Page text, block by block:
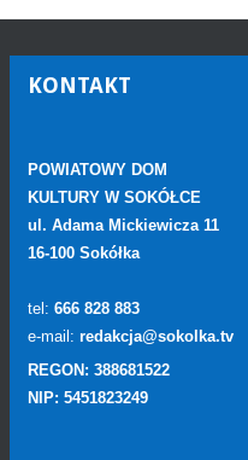
KONTAKT
POWIATOWY DOM
KULTURY W SOKÓŁCE
ul. Adama Mickiewicza 11
16-100 Sokółka
tel: 666 828 883
e-mail: redakcja@sokolka.tv
REGON: 388681522
NIP: 5451823249